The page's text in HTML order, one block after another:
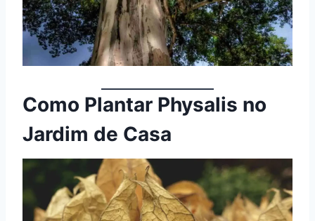
Como Plantar Physalis no
Jardim de Casa